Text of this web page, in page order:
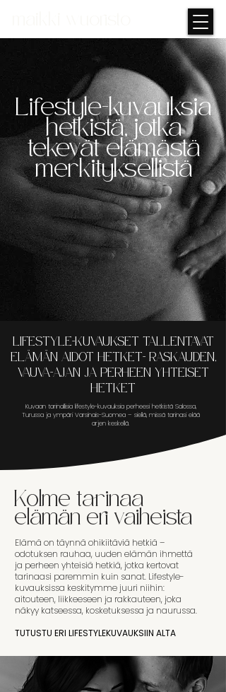
LIFESTYLE-KUVAUKSET TALLENTAVAT
ELÄMÄN AIDOT HETKET- RASKAUDEN,
VAUVA-AJAN JA PERHEEN YHTEISET
HETKET
Kuvaan tarinallisia lifestyle-kuvauksia perheesi hetkistä Salossa,
Turussa ja ympäri Varsinais-Suomea – siellä, missä tarinasi elää
arjen keskellä.
Lifestyle-kuvauksia
hetkistä, jotka
tekevät elämästä
merkityksellistä
Kolme tarinaa
elämän eri vaiheista
Elämä on täynnä ohikiitäviä hetkiä –
odotuksen rauhaa, uuden elämän ihmettä
ja perheen yhteisiä hetkiä, jotka kertovat
tarinaasi paremmin kuin sanat. Lifestyle-
kuvauksissa keskitymme juuri niihin:
aitouteen, liikkeeseen ja rakkauteen, joka
näkyy katseessa, kosketuksessa ja naurussa.
TUTUSTU ERI LIFESTYLEKUVAUKSIIN ALTA